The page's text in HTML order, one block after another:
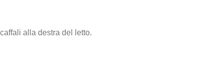
alla destra del letto.